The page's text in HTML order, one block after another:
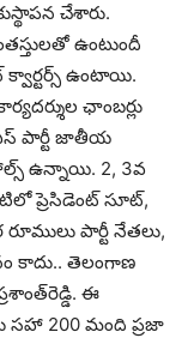
చేశారు.
ఉంటుందీ
ఉంటాయి.
ఛాంబర్లు
పార్టీ జాతీయ
ఉన్నాయి. 2, 3వ
ప్రెసిడెంట్ సూట్,
పార్టీ నేతలు,
కాదు.. తెలంగాణ
ఈ
సహా 200 మంది ప్రజా